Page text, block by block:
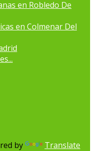
en Robledo De
en Colmenar Del
by
Translate